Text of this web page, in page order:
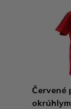
Červené